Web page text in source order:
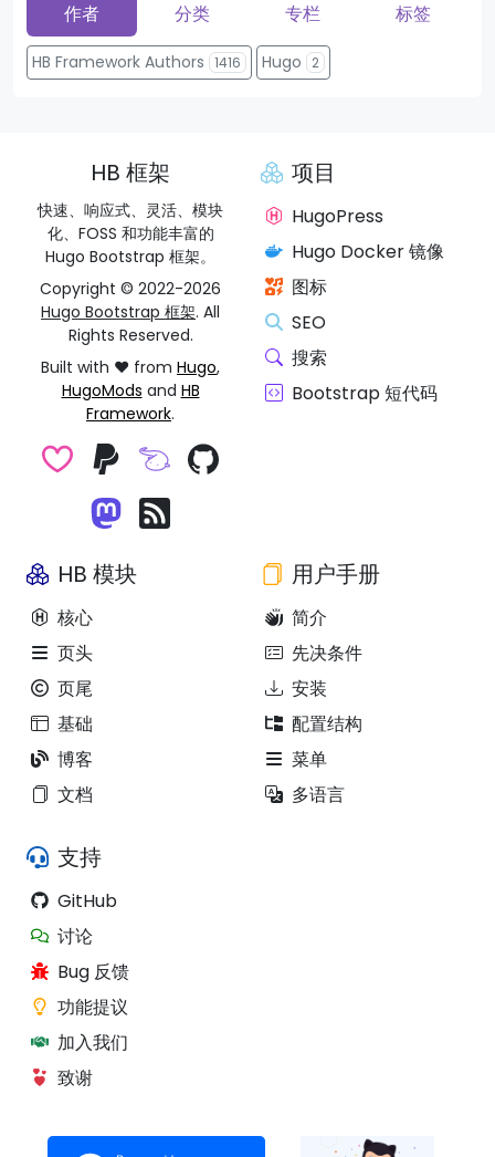
作者 分类 专栏 标签
HB Framework Authors 1416 Hugo 2
HB 框架
快速、响应式、灵活、模块
化、FOSS 和功能丰富的
Hugo Bootstrap 框架。
Copyright © 2022-2026
Hugo Bootstrap 框架. All
Rights Reserved.
Built with ❤️ from Hugo,
HugoMods and HB
Framework.
项目
HugoPress
Hugo Docker 镜像
图标
SEO
搜索
Bootstrap 短代码
HB 模块
核心
页头
页尾
基础
博客
文档
用户手册
简介
先决条件
安装
配置结构
菜单
多语言
支持
GitHub
讨论
Bug 反馈
功能提议
加入我们
致谢